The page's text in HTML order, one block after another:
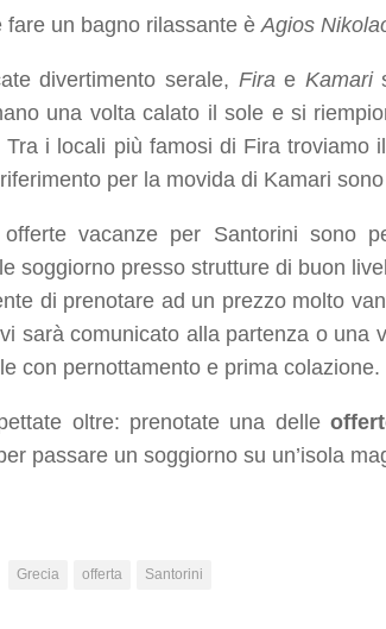
fare un bagno rilassante èAgios
divertimento serale, Firae Kamari
una volta calato il sole e si
Tra i locali più famosi di Fira troviamo il
per la movida di Kamari sono
offerte vacanze per Santorini sono
soggiorno presso strutture di buon
di prenotare ad un prezzo molto
sarà comunicato alla partenza o una
con pernottamento e prima colazione.
oltre: prenotate una delle
passare un soggiorno su un’isola
Grecia offerta Santorini